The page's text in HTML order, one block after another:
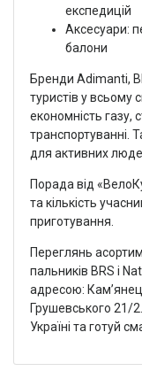
експедицій
Аксесуари:
балони
Бренди Adimanti,
туристів у всьому
економність газу,
транспортуванні.
для активних
Порада від
та кількість
приготування.
Переглянь
пальників BRS і
адресою:
Грушевського 21/
Україні та готуй